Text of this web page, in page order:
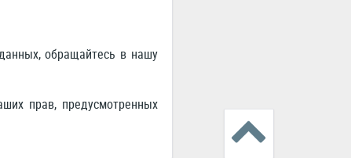
обращайтесь в нашу
прав, предусмотренных